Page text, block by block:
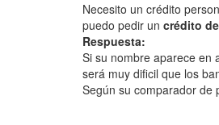
Necesito un crédito
puedo pedir un crédito
Respuesta:
Si su nombre aparece en
será muy dificil que los
Según su comparador de